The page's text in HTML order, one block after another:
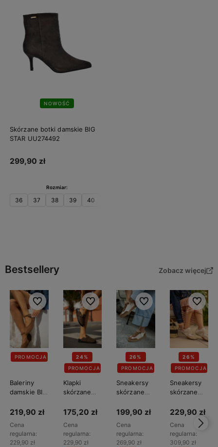
NOWOŚĆ
Skórzane botki damskie BIG
STAR UU274492
299,90 zł
Rozmiar:
36 37 38 39 40
Bestsellery Zobacz więcej
PROMOCJA
Baleriny
damskie BIG
TT274211
219,90 zł
Cena
regularna:
229,90 zł
Do ulubionych
24%
PROMOCJA
Klapki
skórzane
STAR
175,20 zł
Cena
regularna:
229,90 zł
Do ulubionych
26%
PROMOCJA
Sneakersy
skórzane
STAR
199,90 zł
Cena
regularna:
269,90 zł
Do ulubionych
26%
PROMOCJA
Sneakersy
skórzane
STAR
TT274577
229,90 zł
Cena
regularna:
309,90 zł
Do